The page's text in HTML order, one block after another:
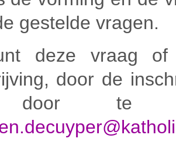
gestelde vragen.
deze vraag of
door de
te e-